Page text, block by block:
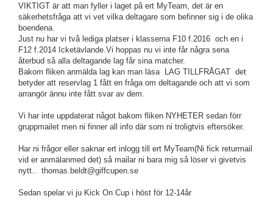
VIKTIGT är att man fyller i laget på ert MyTeam, det är en
säkerhetsfråga att vi vet vilka deltagare som befinner sig i de olika
boendena.
Just nu har vi två lediga platser i klasserna F10 f.2016 och en i
F12 f.2014 Icketävlande.Vi hoppas nu vi inte får några sena
återbud så alla deltagande lag får sina matcher.
Bakom fliken anmälda lag kan man läsa LAG TILLFRÅGAT det
betyder att reservlag 1 fått en fråga om deltagande och att vi som
arrangör ännu inte fått svar av dem.
Vi har inte uppdaterat något bakom fliken NYHETER sedan förr
gruppmailet men ni finner all info där som ni troligtvis eftersöker.
Har ni frågor eller saknar ert inlogg till ert MyTeam(Ni fick returmail
vid er anmälanmed det) så mailar ni bara mig så löser vi givetvis
nytt.. thomas.beldt@giffcupen.se
Sedan spelar vi ju Kick On Cup i höst för 12-14år